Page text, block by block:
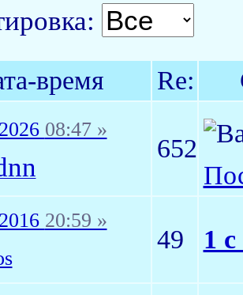
время Re:
08:47 »
652
20:59 »
49 1